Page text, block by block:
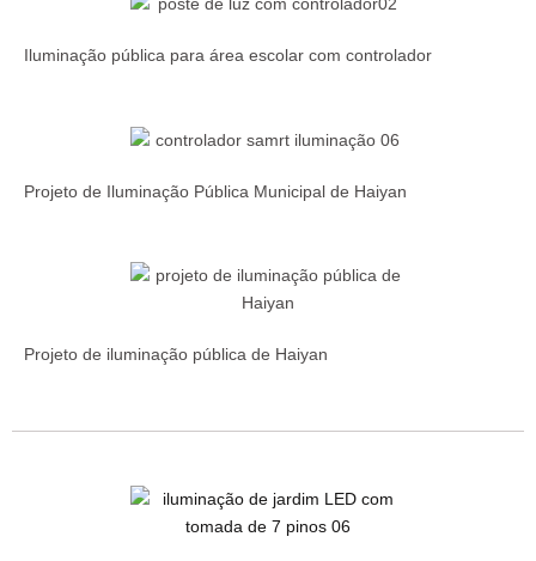
Iluminação pública para área escolar com controlador
Projeto de Iluminação Pública Municipal de Haiyan
Projeto de iluminação pública de Haiyan